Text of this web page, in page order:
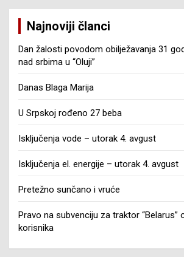
Najnoviji članci
Dan žalosti povodom obilježavanja 31
nad srbima u “Oluji”
Danas Blaga Marija
U Srpskoj rođeno 27 beba
Isključenja vode – utorak 4. avgust
Isključenja el. energije – utorak 4. avgust
Pretežno sunčano i vruće
Pravo na subvenciju za traktor “Belarus”
korisnika